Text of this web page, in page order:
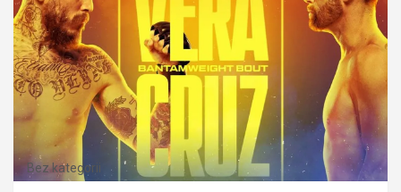
Bez kategorii